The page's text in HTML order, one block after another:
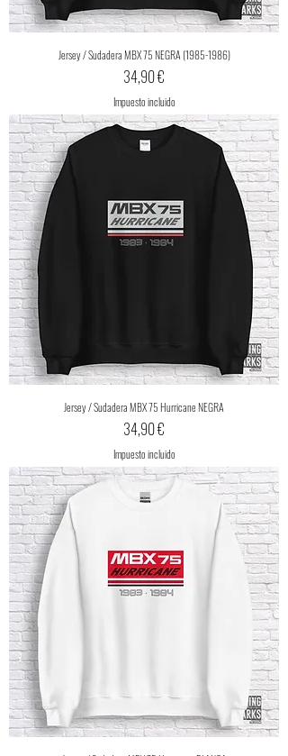
Jersey / Sudadera MBX 75 NEGRA (1985-1986)
Precio
34,90 €
Impuesto incluido
Jersey / Sudadera MBX 75 Hurricane NEGRA
Precio
34,90 €
Impuesto incluido